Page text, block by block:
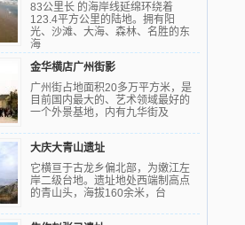
83公里长 的海岸线延绵环绕着
123.4平方公里的陆地。拥有阳
光、沙滩、大海、森林、名胜的东
海
金华横店广州街影
广州街占地面积20多万平方米，是
目前国内最大的、艺术领域最好的
一个外景基地，内有九华街及
大庆大青山遗址
它横亘于古龙乡偏北部，为嫩江左
岸二级台地。遗址地处西端制高点
的青山头，海拔160余米，台